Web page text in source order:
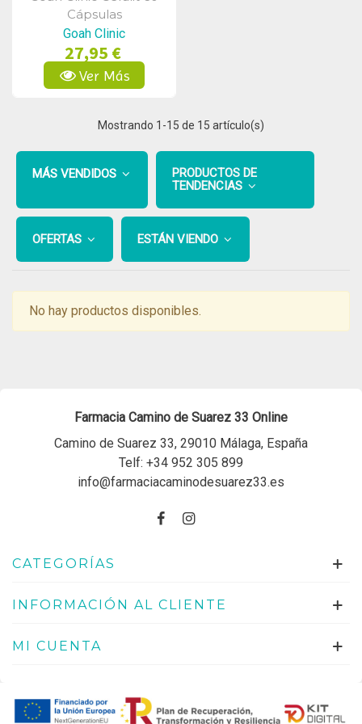
Cápsulas
Goah Clinic
27,95 €
Ver Más
Mostrando 1 -15 de 15 artículo(s)
MÁS VENDIDOS
PRODUCTOS DE
TENDENCIAS
OFERTAS ESTÁN VIENDO
No hay productos disponibles.
Farmacia Camino de Suarez 33 Online
Camino de Suarez 33, 29010 Málaga, España
Telf: +34 952 305 899
info@farmaciacaminodesuarez33.es
CATEGORÍAS
INFORMACIÓN AL CLIENTE
MI CUENTA